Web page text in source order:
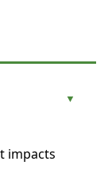
impacts